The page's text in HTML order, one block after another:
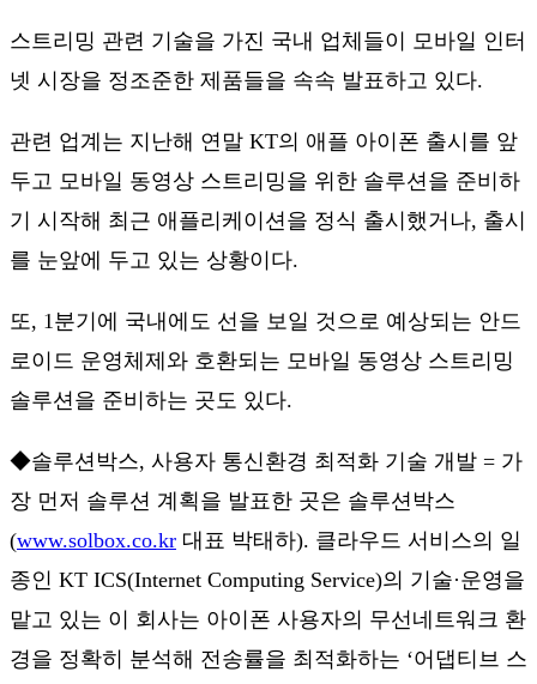
스트리밍 관련 기술을 가진 국내 업체들이 모바일 인터
넷 시장을 정조준한 제품들을 속속 발표하고 있다.
관련 업계는 지난해 연말 KT의 애플 아이폰 출시를 앞
두고 모바일 동영상 스트리밍을 위한 솔루션을 준비하
기 시작해 최근 애플리케이션을 정식 출시했거나, 출시
를 눈앞에 두고 있는 상황이다.
또, 1분기에 국내에도 선을 보일 것으로 예상되는 안드
로이드 운영체제와 호환되는 모바일 동영상 스트리밍
솔루션을 준비하는 곳도 있다.
◆솔루션박스, 사용자 통신환경 최적화 기술 개발 = 가
장 먼저 솔루션 계획을 발표한 곳은 솔루션박스
(www.solbox.co.kr 대표 박태하). 클라우드 서비스의 일
종인 KT ICS(Internet Computing Service)의 기술·운영을
맡고 있는 이 회사는 아이폰 사용자의 무선네트워크 환
경을 정확히 분석해 전송률을 최적화하는 ‘어댑티브 스